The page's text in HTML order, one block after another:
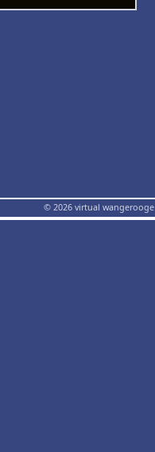
© 2026 virtual wangerooge